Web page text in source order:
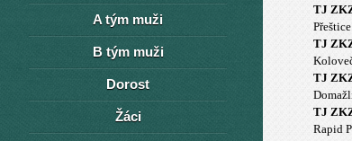
TJ
TJ
TJ
TJ
Rapid
A tým muži
B tým muži
Dorost
Žáci